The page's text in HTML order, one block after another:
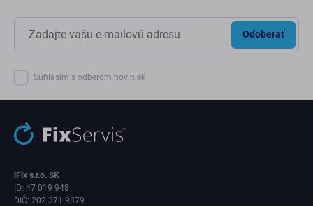
Odoberať
Súhlasím s odberom noviniek
iFix s.r.o. SK
ID: 47 019 948
DIČ: 202 371 9379